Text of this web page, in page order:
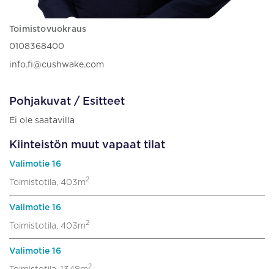
Toimistovuokraus
0108368400
info.fi@cushwake.com
Pohjakuvat / Esitteet
Ei ole saatavilla
Kiinteistön muut vapaat tilat
Valimotie 16
Toimistotila, 403m2
Valimotie 16
Toimistotila, 403m2
Valimotie 16
2